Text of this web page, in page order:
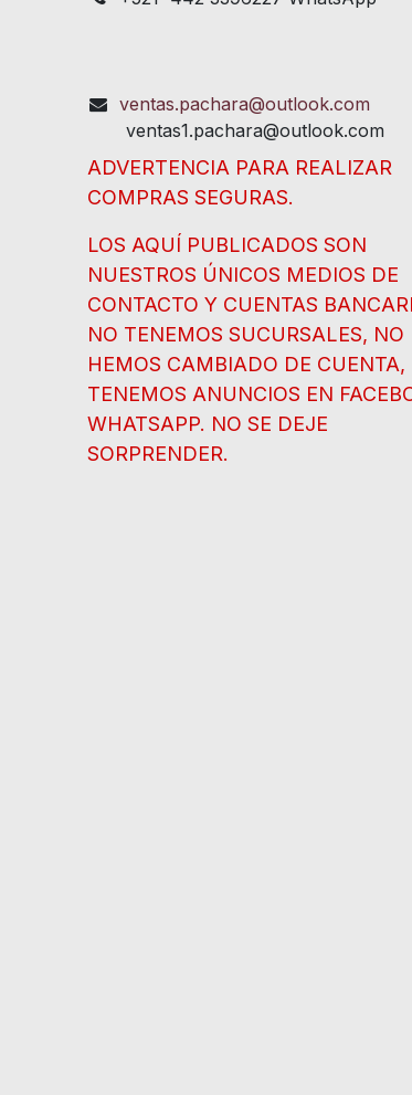
ventas.pachara@outlook.com
ventas1.pachara@outlook.com
ADVERTENCIA PARA REALIZAR
COMPRAS SEGURAS.
LOS AQUÍ PUBLICADOS SON
NUESTROS ÚNICOS MEDIOS DE
CONTACTO Y CUENTAS
NO TENEMOS SUCURSALES, NO
HEMOS CAMBIADO DE CUENTA,
TENEMOS ANUNCIOS EN
WHATSAPP. NO SE DEJE
SORPRENDER.